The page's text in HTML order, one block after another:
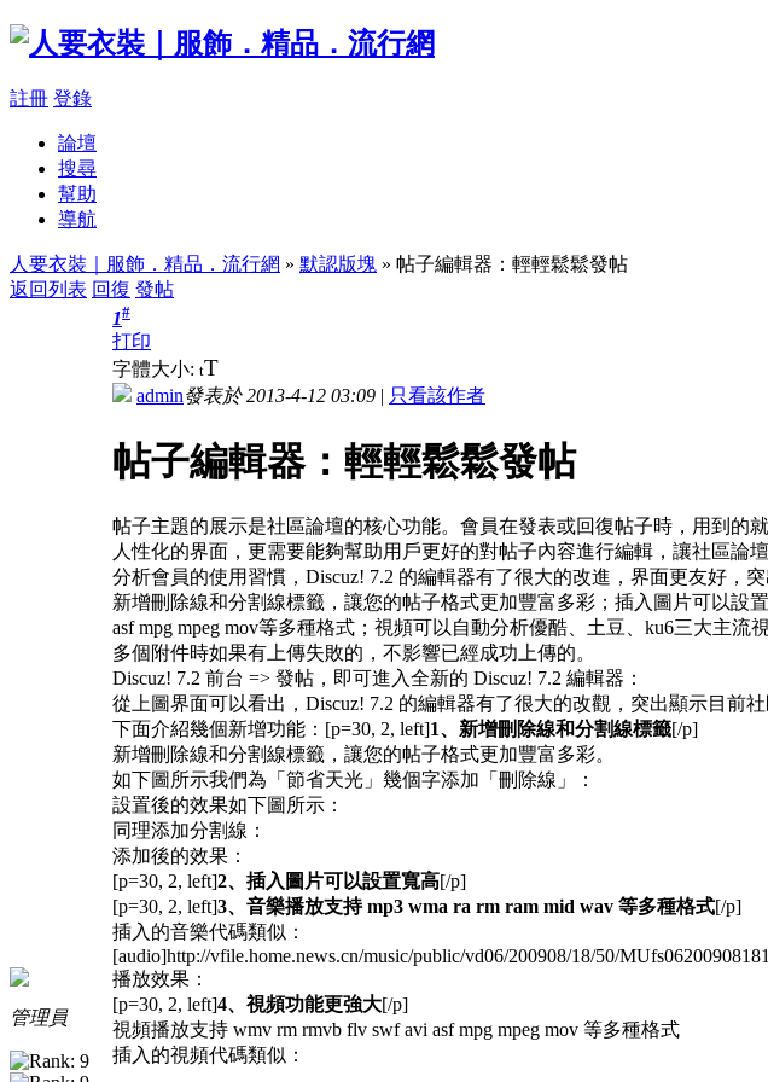
註冊 登錄
論壇
搜尋
幫助
導航
人要衣裝｜服飾．精品．流行網 » 默認版塊 » 帖子編輯器：輕輕鬆鬆發帖
返回列表 回復 發帖
管理員
1#
打印
字體大小: tT
admin發表於 2013-4-12 03:09 | 只看該作者
帖子編輯器：輕輕鬆鬆發帖
帖子主題的展示是社區論壇的核心功能。會員在發表或回復帖子時，用到
人性化的界面，更需要能夠幫助用戶更好的對帖子內容進行編輯，讓社區論
分析會員的使用習慣，Discuz! 7.2 的編輯器有了很大的改進，界面更友好，
新增刪除線和分割線標籤，讓您的帖子格式更加豐富多彩；插入圖片可以設
asf mpg mpeg mov等多種格式；視頻可以自動分析優酷、土豆、ku6三大主
多個附件時如果有上傳失敗的，不影響已經成功上傳的。
Discuz! 7.2 前台 => 發帖，即可進入全新的 Discuz! 7.2 編輯器：
從上圖界面可以看出，Discuz! 7.2 的編輯器有了很大的改觀，突出顯示目前
下面介紹幾個新增功能：[p=30, 2, left]1、新增刪除線和分割線標籤[/p]
新增刪除線和分割線標籤，讓您的帖子格式更加豐富多彩。
如下圖所示我們為「節省天光」幾個字添加「刪除線」：
設置後的效果如下圖所示：
同理添加分割線：
添加後的效果：
[p=30, 2, left]2、插入圖片可以設置寬高[/p]
[p=30, 2, left]3、音樂播放支持 mp3 wma ra rm ram mid wav 等多種格式[/p]
插入的音樂代碼類似：
[audio]http://vfile.home.news.cn/music/public/vd06/200908/18/50/
播放效果：
[p=30, 2, left]4、視頻功能更強大[/p]
視頻播放支持 wmv rm rmvb flv swf avi asf mpg mpeg mov 等多種格式
插入的視頻代碼類似：